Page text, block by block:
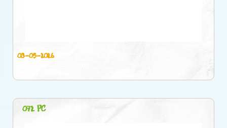
03-05-2026
072 PC